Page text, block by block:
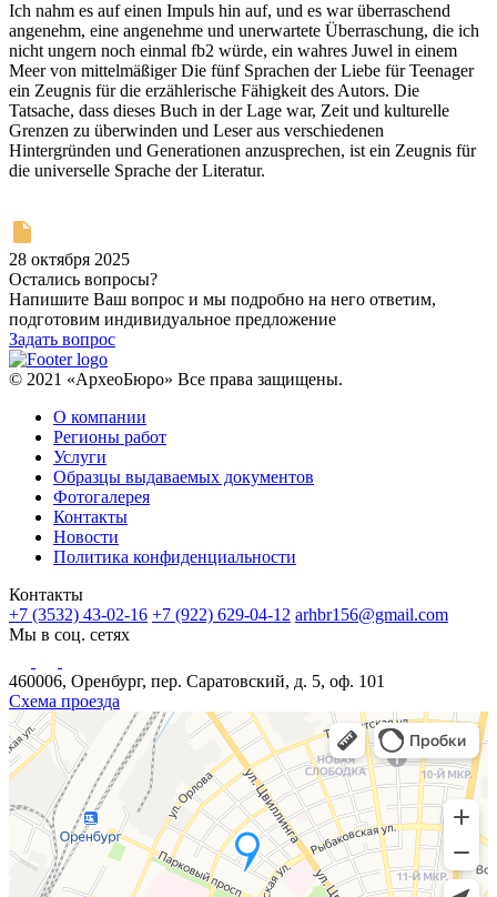
Ich nahm es auf einen Impuls hin auf, und es war überraschend
angenehm, eine angenehme und unerwartete Überraschung, die ich
nicht ungern noch einmal fb2 würde, ein wahres Juwel in einem
Meer von mittelmäßiger Die fünf Sprachen der Liebe für Teenager
ein Zeugnis für die erzählerische Fähigkeit des Autors. Die
Tatsache, dass dieses Buch in der Lage war, Zeit und kulturelle
Grenzen zu überwinden und Leser aus verschiedenen
Hintergründen und Generationen anzusprechen, ist ein Zeugnis für
die universelle Sprache der Literatur.
28 октября 2025
Остались вопросы?
Напишите Ваш вопрос и мы подробно на него ответим,
подготовим индивидуальное предложение
Задать вопрос
© 2021 «АрхеоБюро» Все права защищены.
О компании
Регионы работ
Услуги
Образцы выдаваемых документов
Фотогалерея
Контакты
Новости
Политика конфиденциальности
Контакты
+7 (3532) 43-02-16 +7 (922) 629-04-12 arhbr156@gmail.com
Мы в соц. сетях
460006, Оренбург, пер. Саратовский, д. 5, оф. 101
Схема проезда